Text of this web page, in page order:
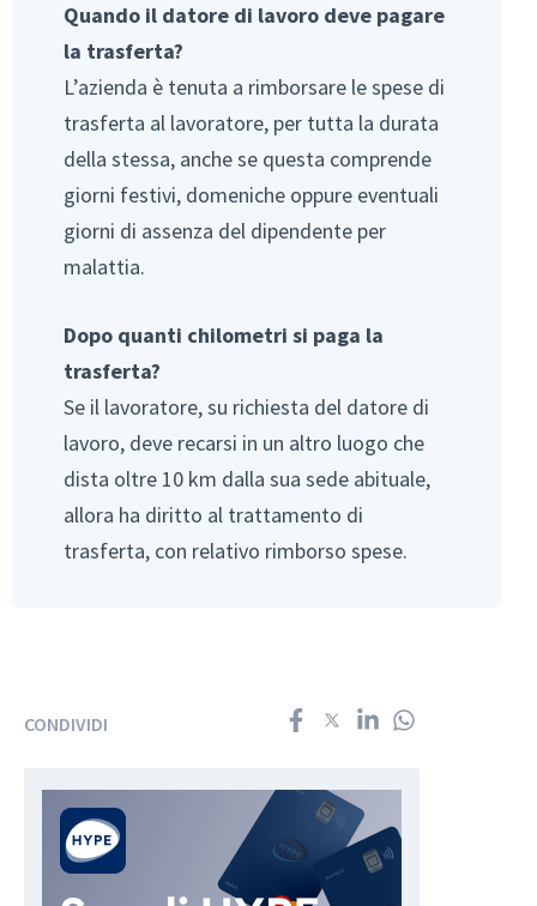
Quando il datore di lavoro deve pagare
la trasferta?
L’azienda è tenuta a rimborsare le spese di
trasferta al lavoratore, per tutta la durata
della stessa, anche se questa comprende
giorni festivi, domeniche oppure eventuali
giorni di assenza del dipendente per
malattia.
Dopo quanti chilometri si paga la
trasferta?
Se il lavoratore, su richiesta del datore di
lavoro, deve recarsi in un altro luogo che
dista oltre 10 km dalla sua sede abituale,
allora ha diritto al trattamento di
trasferta, con relativo rimborso spese.
CONDIVIDI